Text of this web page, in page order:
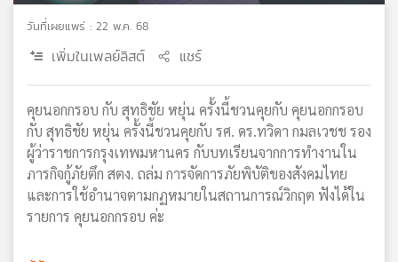
แผนที่
ข่าย
วันที่เผยแพร่ : 22 พ.ค. 68
เพิ่มในเพลย์ลิสต์ แชร์
คุยนอกกรอบ กับ สุทธิชัย หยุ่น ครั้งนี้ชวนคุยกับ คุยนอกกรอบ
กับ สุทธิชัย หยุ่น ครั้งนี้ชวนคุยกับ รศ. ดร.ทวิดา กมลเวชช รอง
ผู้ว่าราชการกรุงเทพมหานคร กับบทเรียนจากการทำงานใน
ภารกิจกู้ภัยตึก สตง. ถล่ม การจัดการภัยพิบัติของสังคมไทย
และการใช้อำนาจตามกฏหมายในสถานการณ์วิกฤต ฟังได้ใน
รายการ คุยนอกกรอบ ค่ะ